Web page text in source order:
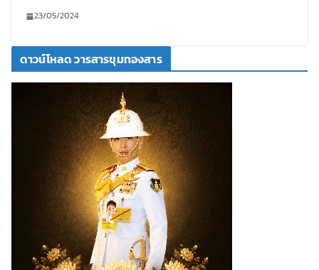
23/05/2024
ดาวน์โหลด วารสารขุมทองสาร